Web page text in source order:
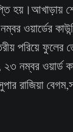
হয়।আখাড়ায়
ওয়ার্ডের
পরিয়ে ফুলের
ওয়ার্ড
রাজিয়া